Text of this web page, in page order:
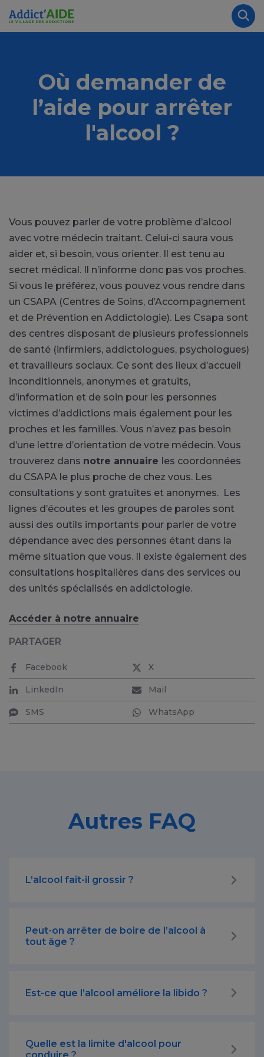
Aller au contenu principal
Où demander de
l’aide pour arrêter
l'alcool ?
Vous pouvez parler de votre problème d’alcool
avec votre médecin traitant. Celui-ci saura vous
aider et, si besoin, vous orienter. Il est tenu au
secret médical. Il n’informe donc pas vos proches.
Si vous le préférez, vous pouvez vous rendre dans
un CSAPA (Centres de Soins, d’Accompagnement
et de Prévention en Addictologie). Les Csapa sont
des centres disposant de plusieurs professionnels
de santé (infirmiers, addictologues, psychologues)
et travailleurs sociaux. Ce sont des lieux d’accueil
inconditionnels, anonymes et gratuits,
d’information et de soin pour les personnes
victimes d’addictions mais également pour les
proches et les familles. Vous n’avez pas besoin
d’une lettre d’orientation de votre médecin. Vous
trouverez dans notre annuaire les coordonnées
du CSAPA le plus proche de chez vous. Les
consultations y sont gratuites et anonymes. Les
lignes d’écoutes et les groupes de paroles sont
aussi des outils importants pour parler de votre
dépendance avec des personnes étant dans la
même situation que vous. Il existe également des
consultations hospitalières dans des services ou
des unités spécialisés en addictologie.
Accéder à notre annuaire
PARTAGER
Facebook X
LinkedIn Mail
SMS WhatsApp
Autres FAQ
L’alcool fait-il grossir ?
Peut-on arrêter de boire de l’alcool à
tout âge ?
Est-ce que l’alcool améliore la libido ?
Quelle est la limite d'alcool pour
Panneau de gestion des cookies